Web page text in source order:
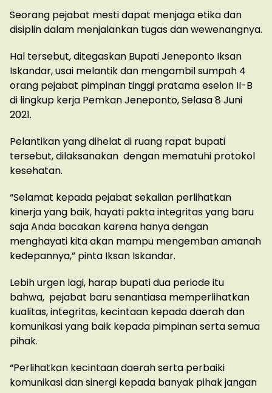
Seorang pejabat mesti dapat menjaga etika dan
disiplin dalam menjalankan tugas dan wewenangnya.
Hal tersebut, ditegaskan Bupati Jeneponto Iksan
Iskandar, usai melantik dan mengambil sumpah 4
orang pejabat pimpinan tinggi pratama eselon II-B
di lingkup kerja Pemkan Jeneponto, Selasa 8 Juni
2021.
Pelantikan yang dihelat di ruang rapat bupati
tersebut, dilaksanakan dengan mematuhi protokol
kesehatan.
“Selamat kepada pejabat sekalian perlihatkan
kinerja yang baik, hayati pakta integritas yang baru
saja Anda bacakan karena hanya dengan
menghayati kita akan mampu mengemban amanah
kedepannya,” pinta Iksan Iskandar.
Lebih urgen lagi, harap bupati dua periode itu
bahwa, pejabat baru senantiasa memperlihatkan
kualitas, integritas, kecintaan kepada daerah dan
komunikasi yang baik kepada pimpinan serta semua
pihak.
“Perlihatkan kecintaan daerah serta perbaiki
komunikasi dan sinergi kepada banyak pihak jangan